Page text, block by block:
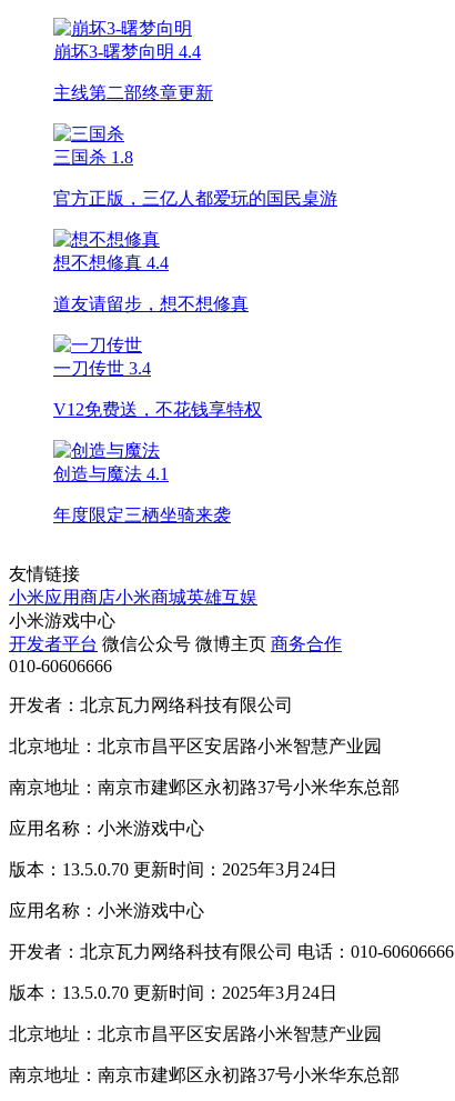
崩坏3-曙梦向明 4.4
主线第二部终章更新
三国杀 1.8
官方正版，三亿人都爱玩的国民桌游
想不想修真 4.4
道友请留步，想不想修真
一刀传世 3.4
V12免费送，不花钱享特权
创造与魔法 4.1
年度限定三栖坐骑来袭
友情链接
小米应用商店小米商城英雄互娱
小米游戏中心
开发者平台 微信公众号 微博主页 商务合作
010-60606666
开发者：北京瓦力网络科技有限公司
北京地址：北京市昌平区安居路小米智慧产业园
南京地址：南京市建邺区永初路37号小米华东总部
应用名称：小米游戏中心
版本：13.5.0.70 更新时间：2025年3月24日
应用名称：小米游戏中心
开发者：北京瓦力网络科技有限公司 电话：010-60606666
版本：13.5.0.70 更新时间：2025年3月24日
北京地址：北京市昌平区安居路小米智慧产业园
南京地址：南京市建邺区永初路37号小米华东总部